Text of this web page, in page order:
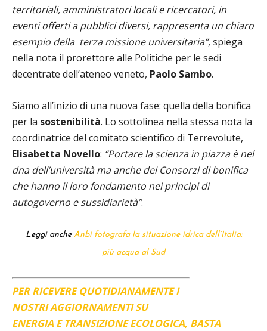
territoriali, amministratori locali e ricercatori, in
eventi offerti a pubblici diversi, rappresenta un chiaro
esempio della terza missione universitaria”, spiega
nella nota il prorettore alle Politiche per le sedi
decentrate dell’ateneo veneto, Paolo Sambo.
Siamo all’inizio di una nuova fase: quella della bonifica
per la sostenibilità. Lo sottolinea nella stessa nota la
coordinatrice del comitato scientifico di Terrevolute,
Elisabetta Novello: “Portare la scienza in piazza è nel
dna dell’università ma anche dei Consorzi di bonifica
che hanno il loro fondamento nei principi di
autogoverno e sussidiarietà”.
Leggi anche Anbi fotografa la situazione idrica dell’Italia:
più acqua al Sud
PER RICEVERE QUOTIDIANAMENTE I
NOSTRI AGGIORNAMENTI SU
ENERGIA E TRANSIZIONE ECOLOGICA, BASTA